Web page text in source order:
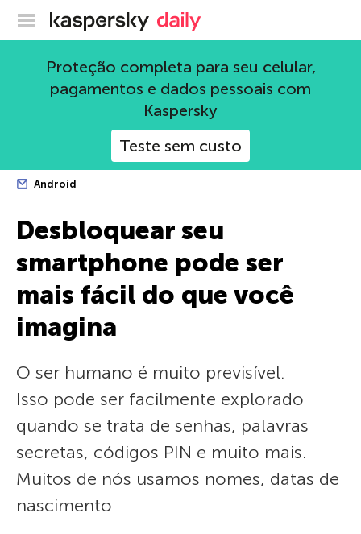
Blog oficial da Kaspersky
Proteção completa para seu celular,
pagamentos e dados pessoais com
Kaspersky
Teste sem custo
Android
Desbloquear seu
smartphone pode ser
mais fácil do que você
imagina
O ser humano é muito previsível.
Isso pode ser facilmente explorado
quando se trata de senhas, palavras
secretas, códigos PIN e muito mais.
Muitos de nós usamos nomes, datas de
nascimento